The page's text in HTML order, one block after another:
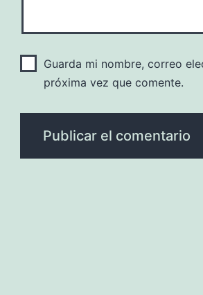
Guarda mi nombre, correo
próxima vez que comente.